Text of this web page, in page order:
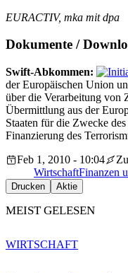
EURACTIV, mka mit dpa
Dokumente /
Swift-Abkommen:
der Europäischen Union
über die Verarbeitung von
Übermittlung aus der
Staaten für die Zwecke
Finanzierung des
Feb 1, 2010 - 10:04
WirtschaftFinanzen
Drucken Aktie
MEIST GELESEN
WIRTSCHAFT